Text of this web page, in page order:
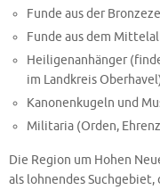
Funde aus der
Funde aus dem
Heiligenanhänger
im Landkreis
Kanonenkugeln und
Militaria (Orden,
Die Region um Hohen
als lohnendes